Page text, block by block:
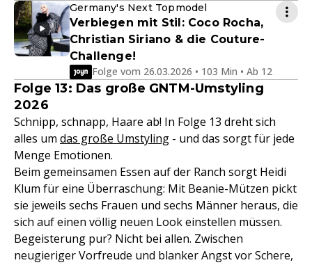
Germany's Next Topmodel
Verbiegen mit Stil: Coco Rocha,
Christian Siriano & die Couture-
Challenge!
Folge vom 26.03.2026 • 103 Min • Ab 12
Folge 13: Das große GNTM-Umstyling
2026
Schnipp, schnapp, Haare ab! In Folge 13 dreht sich
alles um das große Umstyling - und das sorgt für jede
Menge Emotionen.
Beim gemeinsamen Essen auf der Ranch sorgt Heidi
Klum für eine Überraschung: Mit Beanie-Mützen pickt
sie jeweils sechs Frauen und sechs Männer heraus, die
sich auf einen völlig neuen Look einstellen müssen.
Begeisterung pur? Nicht bei allen. Zwischen
neugieriger Vorfreude und blanker Angst vor Schere,